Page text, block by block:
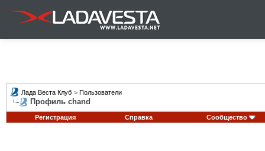
Лада Веста Клуб > Пользователи
Профиль chand
Регистрация Справка Сообщество